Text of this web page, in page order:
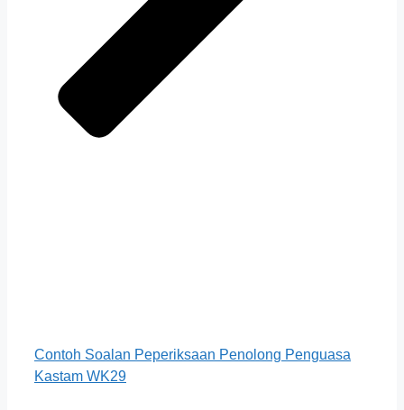
Contoh Soalan Peperiksaan Penolong Penguasa
Kastam WK29